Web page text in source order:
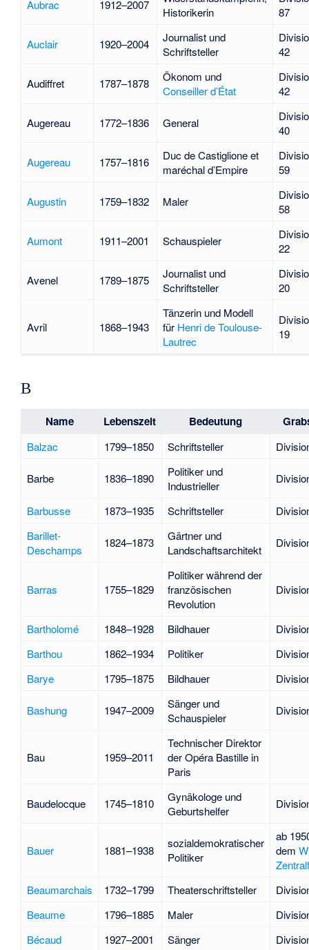
Aubrac 1912–2007
Historikerin
87
Auclair 1920–2004
Journalist und
Schriftsteller
42
Audiffret 1787–1878
Ökonom und
Conseiller d’État
42
Augereau 1772–1836 General
40
Augereau 1757–1816
Duc de Castiglione et
maréchal d’Empire
59
Augustin 1759–1832 Maler
58
Aumont 1911–2001 Schauspieler
22
Avenel 1789–1875
Journalist und
Schriftsteller
20
Avril 1868–1943
Tänzerin und Modell
für Henri de Toulouse-
Lautrec
19
B
Name Lebenszeit Bedeutung
Balzac 1799–1850 Schriftsteller
Barbe 1836–1890
Politiker und
Industrieller
Barbusse 1873–1935 Schriftsteller
Barillet-
Deschamps
1824–1873
Gärtner und
Landschaftsarchitekt
Barras 1755–1829
Politiker während der
französischen
Revolution
Bartholomé 1848–1928 Bildhauer
Barthou
1862–1934 Politiker
Barye
1795–1875 Bildhauer
Bashung 1947–2009
Sänger und
Schauspieler
Bau 1959–2011
Technischer Direktor
der Opéra Bastille in
Paris
Baudelocque 1745–1810
Gynäkologe und
Geburtshelfer
Bauer 1881–1938
sozialdemokratischer
Politiker
ab
dem
Beaumarchais
1732–1799 Theaterschriftsteller
Beaume
1796–1885 Maler
Bécaud
1927–2001 Sänger